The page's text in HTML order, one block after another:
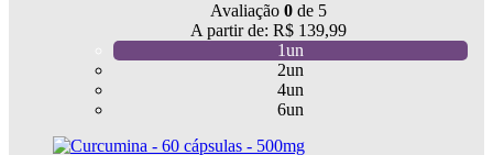
Avaliação 0 de 5
A partir de: R$ 139,99
1un
2un
4un
6un